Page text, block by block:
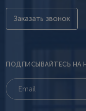
Заказать звонок
ПОДПИСЫВАЙТЕСЬ НА